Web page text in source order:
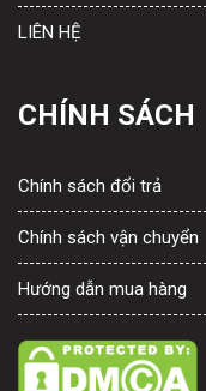
LIÊN HỆ
CHÍNH SÁCH
Chính sách đổi trả
Chính sách vận chuyển
Hướng dẫn mua hàng